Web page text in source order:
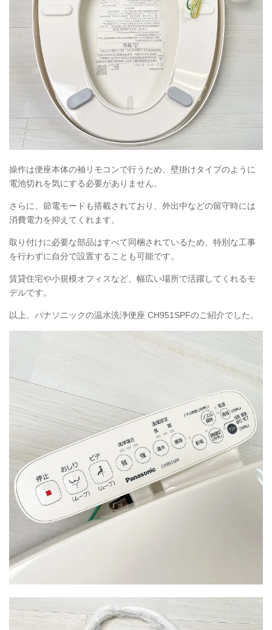
操作は便座本体の袖リモコンで行うため、壁掛けタイプのように
電池切れを気にする必要がありません。
さらに、節電モードも搭載されており、外出中などの留守時には
消費電力を抑えてくれます。
取り付けに必要な部品はすべて同梱されているため、特別な工事
を行わずに自分で設置することも可能です。
賃貸住宅や小規模オフィスなど、幅広い場所で活躍してくれるモ
デルです。
以上、パナソニックの温水洗浄便座 CH951SPFのご紹介でした。